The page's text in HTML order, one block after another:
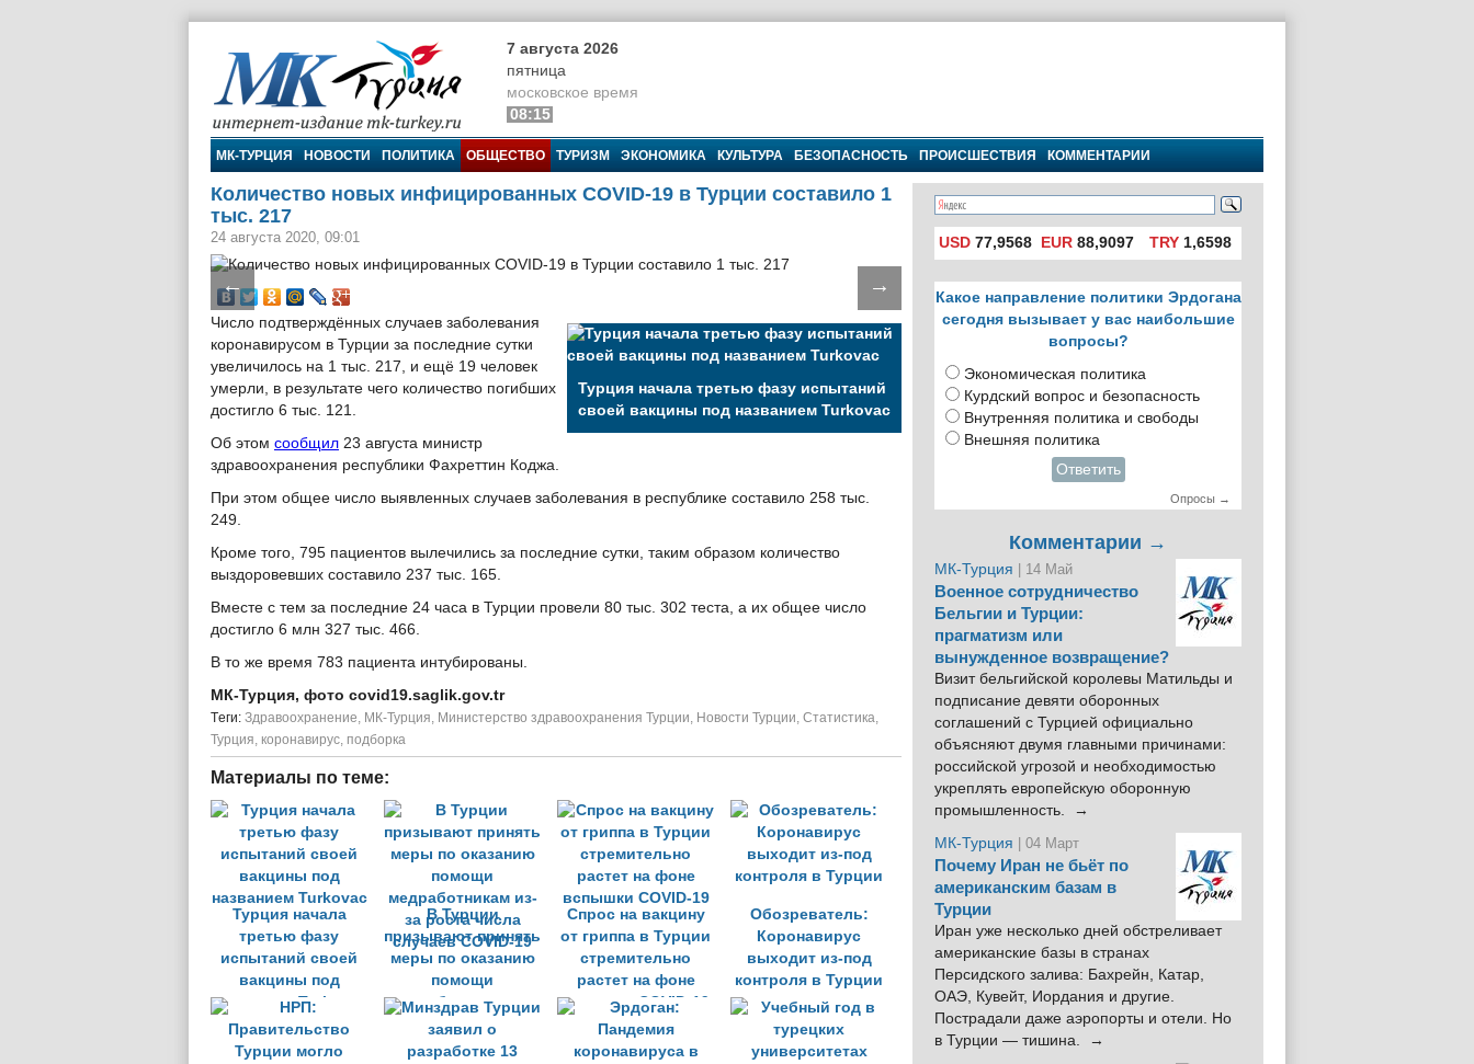
МК-Турция
7 августа 2026
пятница
московское время
08:15
МК-ТУРЦИЯ НОВОСТИ ПОЛИТИКА ОБЩЕСТВО ТУРИЗМ ЭКОНОМИКА КУЛЬТУРА БЕЗОПАСНОСТЬ ПРОИСШЕСТВИЯ КОММЕНТАРИИ
Количество новых инфицированных COVID-19 в Турции составило 1
тыс. 217
24 августа 2020, 09:01
← →
Турция начала третью фазу испытаний
своей вакцины под названием Turkovac
Число подтверждённых случаев заболевания
коронавирусом в Турции за последние сутки
увеличилось на 1 тыс. 217, и ещё 19 человек
умерли, в результате чего количество погибших
достигло 6 тыс. 121.
Об этом сообщил 23 августа министр
здравоохранения республики Фахреттин Коджа.
При этом общее число выявленных случаев заболевания в республике составило 258 тыс.
249.
Кроме того, 795 пациентов вылечились за последние сутки, таким образом количество
выздоровевших составило 237 тыс. 165.
Вместе с тем за последние 24 часа в Турции провели 80 тыс. 302 теста, а их общее число
достигло 6 млн 327 тыс. 466.
В то же время 783 пациента интубированы.
МК-Турция, фото covid19.saglik.gov.tr
Tеги: Здравоохранение, МК-Турция, Министерство здравоохранения Турции, Новости Турции, Статистика,
Турция, коронавирус, подборка
Материалы по теме:
Турция начала
третью фазу
испытаний своей
вакцины под
названием Turkovac
В Турции
призывают принять
меры по оказанию
помощи
медработникам из-
за роста числа
случаев COVID-19
Спрос на вакцину
от гриппа в Турции
стремительно
растет на фоне
вспышки COVID-19
Обозреватель:
Коронавирус
выходит из-под
контроля в Турции
USD 77,9568 EUR 88,9097 TRY1,6598
Какое направление политики Эрдогана
сегодня вызывает у вас наибольшие
вопросы?
Экономическая политика
Курдский вопрос и безопасность
Внутренняя политика и свободы
Внешняя политика
Ответить
Опросы →
Комментарии →
МК-Турция | 14 Май
Военное сотрудничество
Бельгии и Турции:
прагматизм или
вынужденное возвращение?
Визит бельгийской королевы Матильды и
подписание девяти оборонных
соглашений с Турцией официально
объясняют двумя главными причинами:
российской угрозой и необходимостью
укреплять европейскую оборонную
промышленность. →
МК-Турция
| 04 Март
Почему Иран не бьёт по
американским базам в
Турции
Иран уже несколько дней обстреливает
американские базы в странах
Персидского залива: Бахрейн, Катар,
ОАЭ, Кувейт, Иордания и другие.
Пострадали даже аэропорты и отели. Но
в Турции — тишина. →